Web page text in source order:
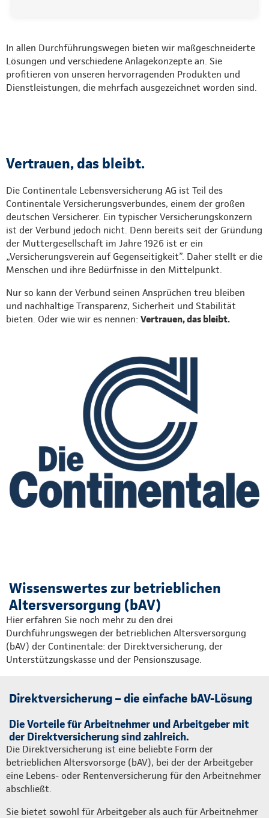
In allen Durchführungswegen bieten wir maßgeschneiderte
Lösungen und verschiedene Anlagekonzepte an. Sie
profitieren von unseren hervorragenden Produkten und
Dienstleistungen, die mehrfach ausgezeichnet worden sind.
Vertrauen, das bleibt.
Die Continentale Lebensversicherung AG ist Teil des
Continentale Versicherungsverbundes, einem der großen
deutschen Versicherer. Ein typischer Versicherungskonzern
ist der Verbund jedoch nicht. Denn bereits seit der Gründung
der Muttergesellschaft im Jahre 1926 ist er ein
„Versicherungsverein auf Gegenseitigkeit”. Daher stellt er die
Menschen und ihre Bedürfnisse in den Mittelpunkt.
Nur so kann der Verbund seinen Ansprüchen treu bleiben
und nachhaltige Transparenz, Sicherheit und Stabilität
bieten. Oder wie wir es nennen: Vertrauen, das bleibt.
Wissenswertes zur betrieblichen
Altersversorgung (bAV)
Hier erfahren Sie noch mehr zu den drei
Durchführungswegen der betrieblichen Altersversorgung
(bAV) der Continentale: der Direktversicherung, der
Unterstützungskasse und der Pensionszusage.
Direktversicherung – die einfache bAV-Lösung
Die Vorteile für Arbeitnehmer und Arbeitgeber mit
der Direktversicherung sind zahlreich.
Die Direktversicherung ist eine beliebte Form der
betrieblichen Altersvorsorge (bAV), bei der der Arbeitgeber
eine Lebens- oder Rentenversicherung für den Arbeitnehmer
abschließt.
Sie bietet sowohl für Arbeitgeber als auch für Arbeitnehmer